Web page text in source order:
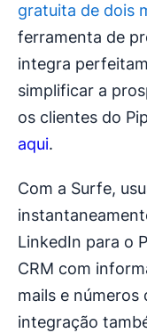
gratuita de dois
ferramenta de
integra
simplificar a
os clientes do
aqui.
Com a Surfe,
LinkedIn para o
CRM com
mails e números
integração